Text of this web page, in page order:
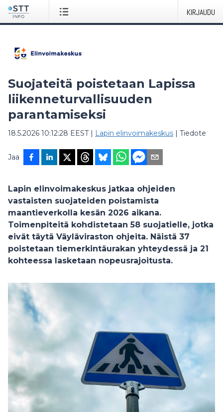
KIRJAUDU
Suojateitä poistetaan Lapissa
liikenneturvallisuuden
parantamiseksi
18.5.2026 10:12:28 EEST| Lapin elinvoimakeskus | Tiedote
Jaa
Lapin elinvoimakeskus jatkaa ohjeiden
vastaisten suojateiden poistamista
maantieverkolla kesän 2026 aikana.
Toimenpiteitä kohdistetaan 58 suojatielle, jotka
eivät täytä Väyläviraston ohjeita. Näistä 37
poistetaan tiemerkintäurakan yhteydessä ja 21
kohteessa lasketaan nopeusrajoitusta.